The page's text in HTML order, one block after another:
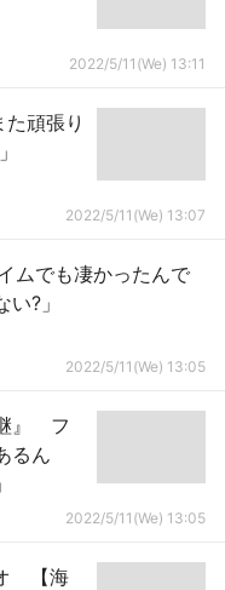
2022/5/11(We) 13:11
頑張り
2022/5/11(We) 13:07
ムでも凄かったんで
?」
2022/5/11(We) 13:05
』 フ
るん
2022/5/11(We) 13:05
【海